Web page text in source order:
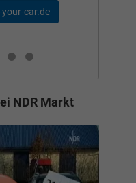
car.de
NDR Markt